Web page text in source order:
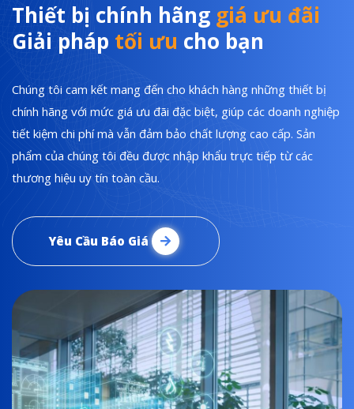
Thiết bị chính hãng giá ưu đãi
Giải pháp tối ưu cho bạn
Chúng tôi cam kết mang đến cho khách hàng những thiết bị
chính hãng với mức giá ưu đãi đặc biệt, giúp các doanh nghiệp
tiết kiệm chi phí mà vẫn đảm bảo chất lượng cao cấp. Sản
phẩm của chúng tôi đều được nhập khẩu trực tiếp từ các
thương hiệu uy tín toàn cầu.
Yêu Cầu Báo Giá